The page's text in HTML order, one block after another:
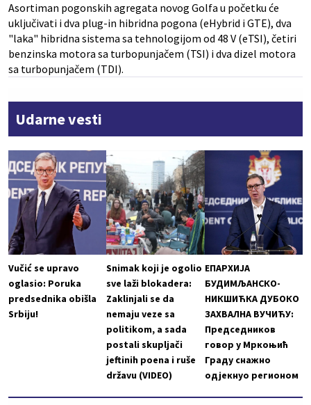
Asortiman pogonskih agregata novog Golfa u početku će
uključivati i dva plug-in hibridna pogona (eHybrid i GTE), dva
"laka" hibridna sistema sa tehnologijom od 48 V (eTSI), četiri
benzinska motora sa turbopunjačem (TSI) i dva dizel motora
sa turbopunjačem (TDI).
Udarne vesti
Vučić se upravo
oglasio: Poruka
predsednika obišla
Srbiju!
Snimak koji je ogolio
sve laži blokadera:
Zaklinjali se da
nemaju veze sa
politikom, a sada
postali skupljači
jeftinih poena i ruše
državu (VIDEO)
ЕПАРХИЈА
БУДИМЉАНСКО-
НИКШИЋКА ДУБОКО
ЗАХВАЛНА ВУЧИЋУ:
Председников
говор у Мркоњић
Граду снажно
одјекнуо регионом